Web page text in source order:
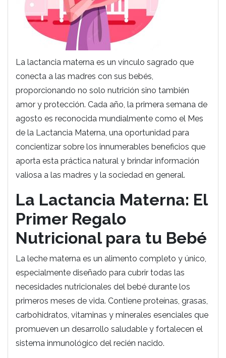
La lactancia materna es un vínculo sagrado que
conecta a las madres con sus bebés,
proporcionando no solo nutrición sino también
amor y protección. Cada año, la primera semana de
agosto es reconocida mundialmente como el Mes
de la Lactancia Materna, una oportunidad para
concientizar sobre los innumerables beneficios que
aporta esta práctica natural y brindar información
valiosa a las madres y la sociedad en general.
La Lactancia Materna: El
Primer Regalo
Nutricional para tu Bebé
La leche materna es un alimento completo y único,
especialmente diseñado para cubrir todas las
necesidades nutricionales del bebé durante los
primeros meses de vida. Contiene proteínas, grasas,
carbohidratos, vitaminas y minerales esenciales que
promueven un desarrollo saludable y fortalecen el
sistema inmunológico del recién nacido.